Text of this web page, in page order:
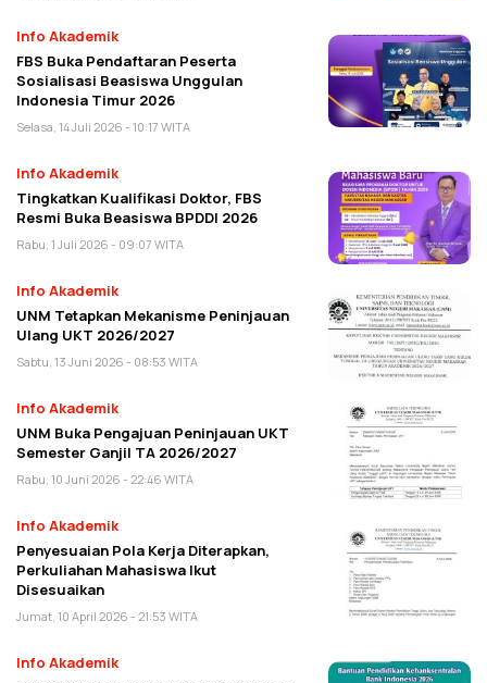
Info Akademik
FBS Buka Pendaftaran Peserta
Sosialisasi Beasiswa Unggulan
Indonesia Timur 2026
Selasa, 14 Juli 2026 - 10:17 WITA
Info Akademik
Tingkatkan Kualifikasi Doktor, FBS
Resmi Buka Beasiswa BPDDI 2026
Rabu, 1 Juli 2026 - 09:07 WITA
Info Akademik
UNM Tetapkan Mekanisme Peninjauan
Ulang UKT 2026/2027
Sabtu, 13 Juni 2026 - 08:53 WITA
Info Akademik
UNM Buka Pengajuan Peninjauan UKT
Semester Ganjil TA 2026/2027
Rabu, 10 Juni 2026 - 22:46 WITA
Info Akademik
Penyesuaian Pola Kerja Diterapkan,
Perkuliahan Mahasiswa Ikut
Disesuaikan
Jumat, 10 April 2026 - 21:53 WITA
Info Akademik